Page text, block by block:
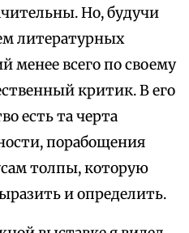
Но, будучи
литературных
менее всего по своему
критик. В его
есть та черта
порабощения
толпы, которую
и определить.